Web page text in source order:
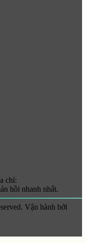
chỉ:
hồi nhanh nhất.
Vận hành bởi